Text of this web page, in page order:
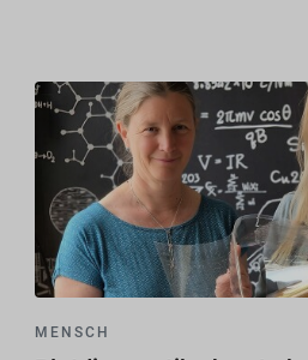
MENSCH